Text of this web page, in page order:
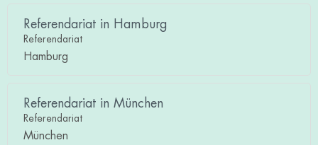
Referendariat in Hamburg
Referendariat
Hamburg
Referendariat in München
Referendariat
München